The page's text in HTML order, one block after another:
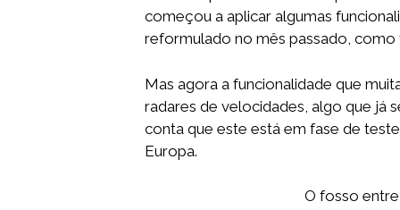
começou a aplicar algumas
reformulado no mês passado, como
Mas agora a funcionalidade que
radares de velocidades, algo que já
conta que este está em fase de
Europa.
O fosso